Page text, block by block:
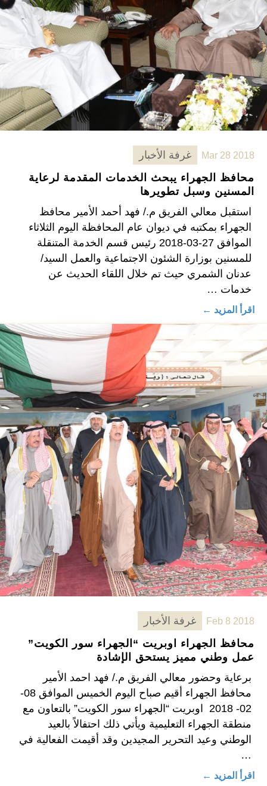
Mar 28 2018
غرفة الأخبار
محافظ الجهراء يبحث الخدمات المقدمة لرعاية
المسنين وسبل تطويرها
استقبل معالي الفريق م./ فهد أحمد الأمير محافظ
الجهراء بمكتبه في ديوان عام المحافظة اليوم الثلاثاء
الموافق 27-03-2018 رئيس قسم الخدمة المتنقلة
للمسنين بوزارة الشئون الاجتماعية والعمل السيد/
عدنان الشمري حيث تم خلال اللقاء الحديث عن
خدمات …
اقرأ المزيد ←
Feb 8 2018
غرفة الأخبار
محافظ الجهراء اوبريت “الجهراء سور الكويت”
عمل وطني مميز يستحق الإشادة
برعاية وحضور معالي الفريق م./ فهد احمد الأمير
محافظ الجهراء أقيم صباح اليوم الخميس الموافق 08-
02- 2018 اوبريت “الجهراء سور الكويت” بالتعاون مع
منطقة الجهراء التعليمية ويأتي ذلك احتفالاً بالعيد
الوطني وعيد التحرير المجيدين وقد أقيمت الفعالية في
…
اقرأ المزيد ←